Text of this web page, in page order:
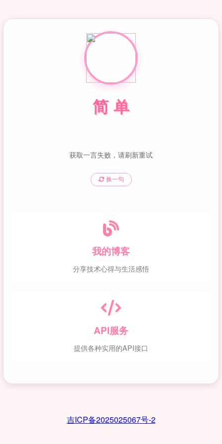
简 单
获取一言失败，请刷新重试
换一句
我的博客
分享技术心得与生活感悟
API服务
提供各种实用的API接口
吉ICP备2025025067号-2